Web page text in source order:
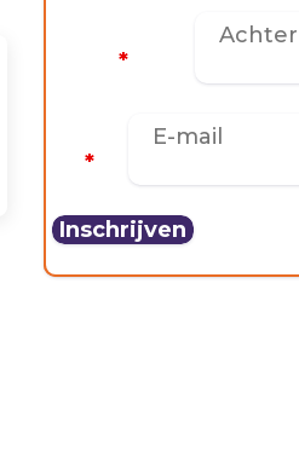
*
*